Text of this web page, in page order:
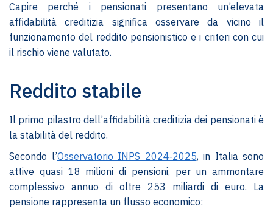
Capire perché i pensionati presentano un’elevata
affidabilità creditizia significa osservare da vicino il
funzionamento del reddito pensionistico e i criteri con cui
il rischio viene valutato.
Reddito stabile
Il primo pilastro dell’affidabilità creditizia dei pensionati è
la stabilità del reddito.
Secondo l’Osservatorio INPS 2024‑2025, in Italia sono
attive quasi 18 milioni di pensioni, per un ammontare
complessivo annuo di oltre 253 miliardi di euro. La
pensione rappresenta un flusso economico: